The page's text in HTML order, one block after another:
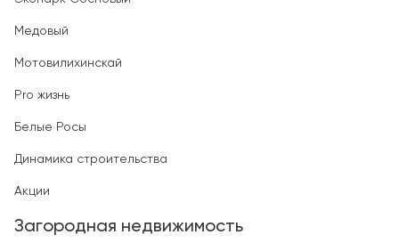
Медовый
Мотовилихинскай
Pro жизнь
Белые Росы
Динамика строительства
Акции
Загородная недвижимость